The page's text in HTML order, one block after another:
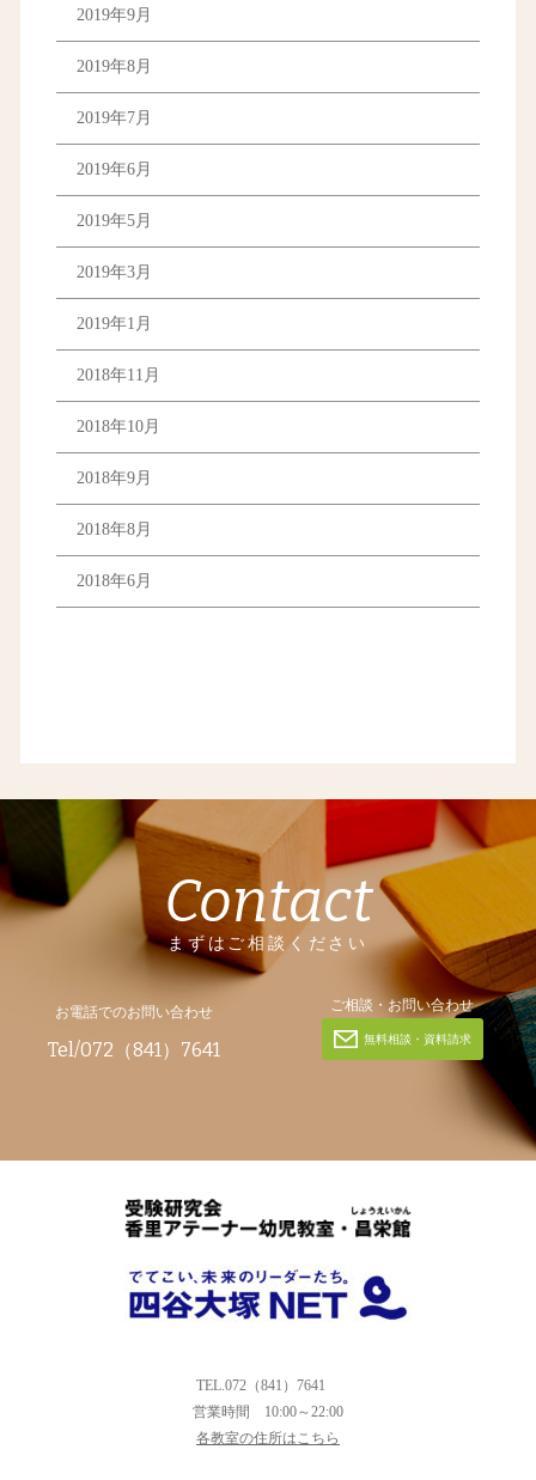
2019年9月
2019年8月
2019年7月
2019年6月
2019年5月
2019年3月
2019年1月
2018年11月
2018年10月
2018年9月
2018年8月
2018年6月
Contact
まずはご相談ください
お電話でのお問い合わせ
Tel/072（841）7641
ご相談・お問い合わせ
無料相談・資料請求
TEL.072（841）7641
営業時間 10:00～22:00
各教室の住所はこちら